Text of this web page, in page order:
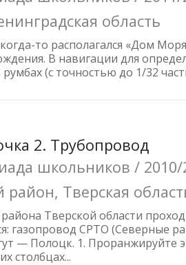
область
то располагался «Дом
В навигации для
(с точностью до 1/32
2. Трубопровод
школьников /
Тверская
Тверской области
газопровод СРТО (Северные
— Полоцк. 1. Проранжируйте
столбцах...